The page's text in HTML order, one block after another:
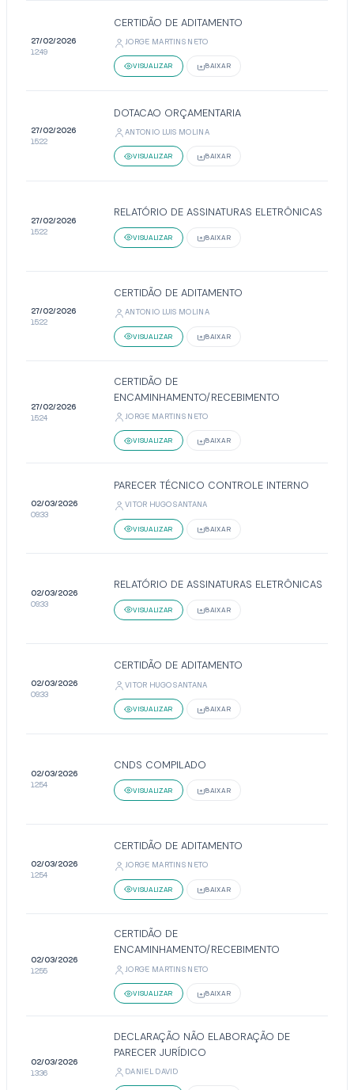
27/02/2026
12:49
CERTIDÃO DE ADITAMENTO
JORGE MARTINS NETO
VISUALIZAR BAIXAR
27/02/2026
15:22
DOTACAO ORÇAMENTARIA
ANTONIO LUIS MOLINA
VISUALIZAR BAIXAR
27/02/2026
15:22
RELATÓRIO DE ASSINATURAS ELETRÔNICAS
VISUALIZAR BAIXAR
27/02/2026
15:22
CERTIDÃO DE ADITAMENTO
ANTONIO LUIS MOLINA
VISUALIZAR BAIXAR
27/02/2026
15:24
CERTIDÃO DE
ENCAMINHAMENTO/RECEBIMENTO
JORGE MARTINS NETO
VISUALIZAR BAIXAR
02/03/2026
09:33
PARECER TÉCNICO CONTROLE INTERNO
VITOR HUGO SANTANA
VISUALIZAR BAIXAR
02/03/2026
09:33
RELATÓRIO DE ASSINATURAS ELETRÔNICAS
VISUALIZAR BAIXAR
02/03/2026
09:33
CERTIDÃO DE ADITAMENTO
VITOR HUGO SANTANA
VISUALIZAR BAIXAR
02/03/2026
12:54
CNDS COMPILADO
VISUALIZAR BAIXAR
02/03/2026
12:54
CERTIDÃO DE ADITAMENTO
JORGE MARTINS NETO
VISUALIZAR BAIXAR
02/03/2026
12:55
CERTIDÃO DE
ENCAMINHAMENTO/RECEBIMENTO
JORGE MARTINS NETO
VISUALIZAR BAIXAR
02/03/2026
13:36
DECLARAÇÃO NÃO ELABORAÇÃO DE
PARECER JURÍDICO
DANIEL DAVID